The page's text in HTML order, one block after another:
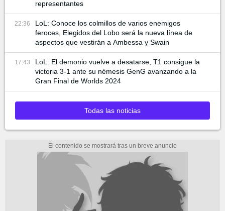
representantes
22:36
LoL: Conoce los colmillos de varios enemigos
feroces, Elegidos del Lobo será la nueva línea de
aspectos que vestirán a Ambessa y Swain
17:43
LoL: El demonio vuelve a desatarse, T1 consigue la
victoria 3-1 ante su némesis GenG avanzando a la
Gran Final de Worlds 2024
Todas las noticias